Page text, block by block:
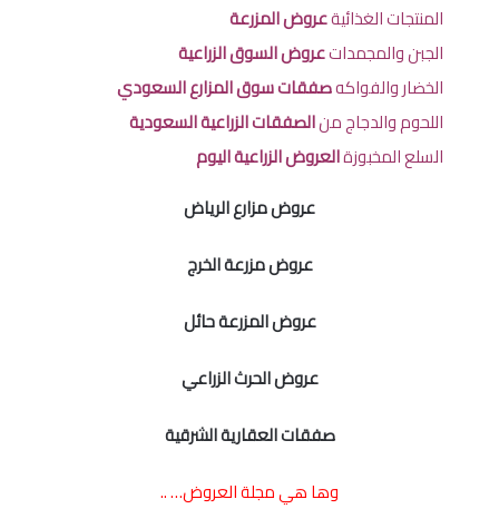
المنتجات الغذائيةعروض المزرعة
الجبن والمجمداتعروض السوق الزراعية
الخضار والفواكهصفقات سوق المزارع السعودي
اللحوم والدجاج منالصفقات الزراعية السعودية
السلع المخبوزةالعروض الزراعية اليوم
عروض مزارع الرياض
عروض مزرعة الخرج
عروض المزرعة حائل
عروض الحرث الزراعي
صفقات العقارية الشرقية
وها هي مجلة العروض… ..